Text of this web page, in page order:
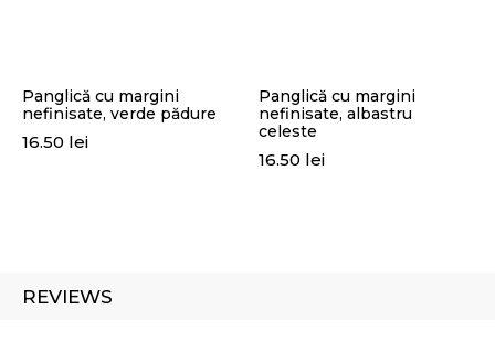
Panglică cu margini
nefinisate, verde pădure
16.50 lei
Panglică cu margini
nefinisate, albastru
celeste
16.50 lei
REVIEWS